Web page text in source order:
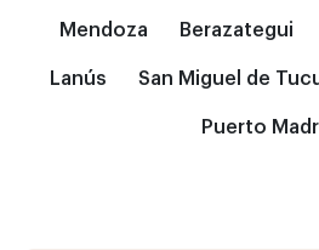
Mendoza Berazategui
Lanús San Miguel de
Puerto